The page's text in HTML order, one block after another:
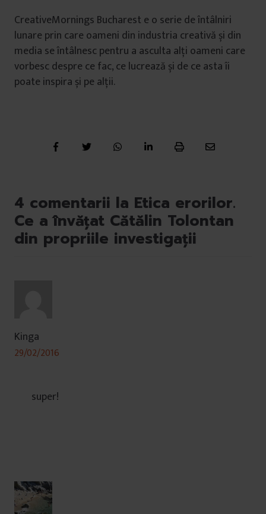
CreativeMornings Bucharest e o serie de întâlniri
lunare prin care oameni din industria creativă și din
media se întâlnesc pentru a asculta alți oameni care
vorbesc despre ce fac, ce lucrează și de ce asta îi
poate inspira și pe alții.
4 comentarii la Etica erorilor.
Ce a învățat Cătălin Tolontan
din propriile investigații
Kinga
29/02/2016
super!